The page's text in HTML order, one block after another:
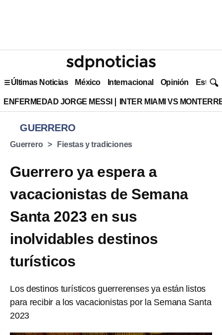
Últimas Noticias México Internacional Opinión Estilo
ENFERMEDAD JORGE MESSI INTER MIAMI VS
GUERRERO
Guerrero Fiestas y tradiciones
Guerrero ya espera a
vacacionistas de Semana
Santa 2023 en sus
inolvidables destinos
turísticos
Los destinos turísticos guerrerenses ya están listos
para recibir a los vacacionistas por la Semana Santa
2023